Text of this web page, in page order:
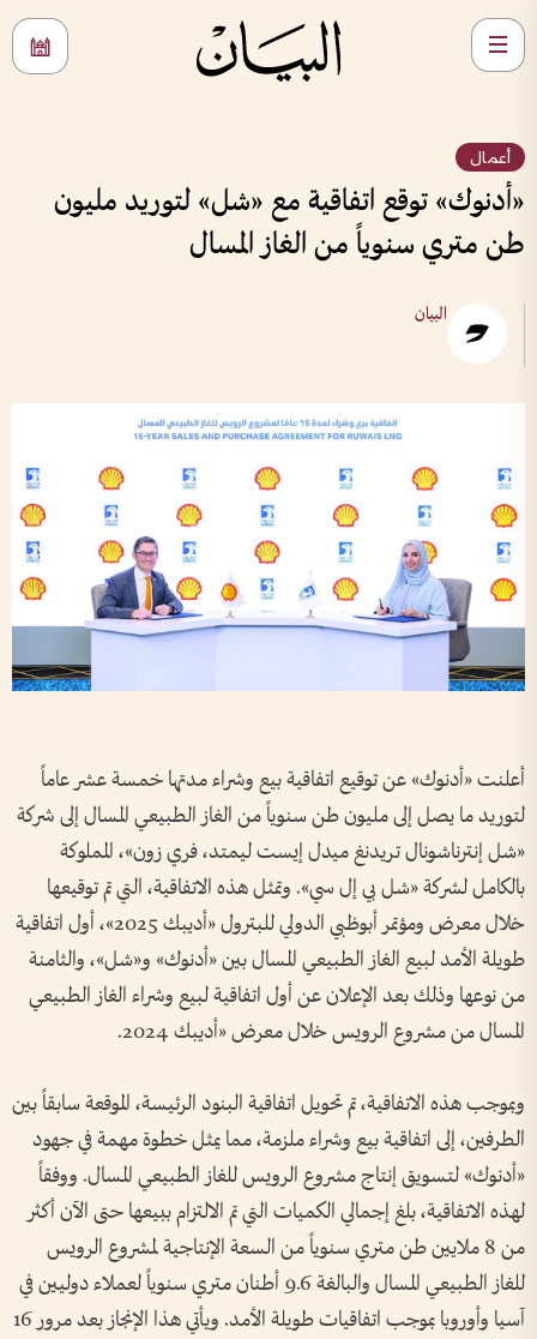
أعمال
«أدنوك» توقع اتفاقية مع «شل» لتوريد مليون
طن متري سنوياً من الغاز المسال
البيان
أعلنت «أدنوك» عن توقيع اتفاقية بيع وشراء مدتها خمسة عشر عاماً
لتوريد ما يصل إلى مليون طن سنوياً من الغاز الطبيعي المسال إلى شركة
«شل إنترناشونال تريدنغ ميدل إيست ليمتد، فري زون»، المملوكة
بالكامل لشركة «شل بي إل سي». وتمثل هذه الاتفاقية، التي تم توقيعها
خلال معرض ومؤتمر أبوظبي الدولي للبترول «أديبك 2025»، أول اتفاقية
طويلة الأمد لبيع الغاز الطبيعي المسال بين «أدنوك» و«شل»، والثامنة
من نوعها وذلك بعد الإعلان عن أول اتفاقية لبيع وشراء الغاز الطبيعي
المسال من مشروع الرويس خلال معرض «أديبك 2024.
وبموجب هذه الاتفاقية، تم تحويل اتفاقية البنود الرئيسة، الموقعة سابقاً بين
الطرفين، إلى اتفاقية بيع وشراء ملزمة، مما يمثل خطوة مهمة في جهود
«أدنوك» لتسويق إنتاج مشروع الرويس للغاز الطبيعي المسال. ووفقاً
لهذه الاتفاقية، بلغ إجمالي الكميات التي تم الالتزام ببيعها حتى الآن أكثر
من 8 ملايين طن متري سنوياً من السعة الإنتاجية لمشروع الرويس
للغاز الطبيعي المسال والبالغة 9.6 أطنان متري سنوياً لعملاء دوليين في
آسيا وأوروبا بموجب اتفاقيات طويلة الأمد. ويأتي هذا الإنجاز بعد مرور 16